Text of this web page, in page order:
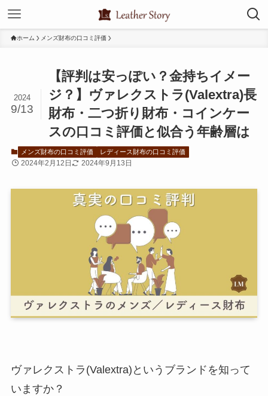
ホーム メンズ財布の口コミ評価
【評判は安っぽい？金持ちイメー
ジ？】ヴァレクストラ(Valextra)長
財布・二つ折り財布・コインケー
スの口コミ評価と似合う年齢層は
2024
9/13
メンズ財布の口コミ評価 レディース財布の口コミ評価
2024年2月12日 2024年9月13日
ヴァレクストラ(Valextra)というブランドを知って
いますか？